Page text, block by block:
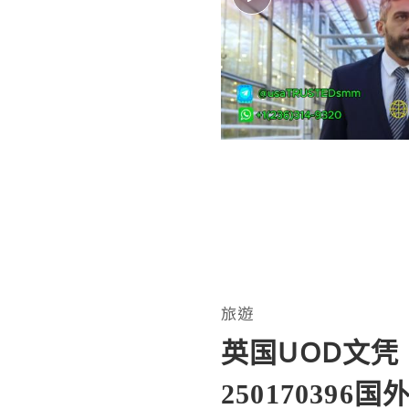
旅遊
英国UOD文
250170396国